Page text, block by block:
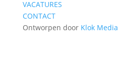
VACATURES
CONTACT
Ontworpen door Klok Media